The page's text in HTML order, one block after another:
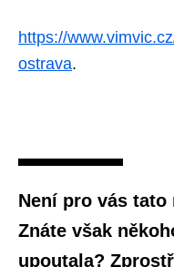
https://
ostrava.
Není pro vás tato
Znáte však
upoutala?